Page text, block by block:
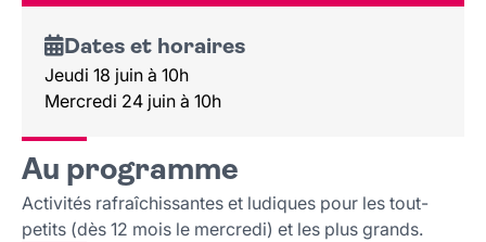
Dates et horaires
Jeudi 18 juin à 10h
Mercredi 24 juin à 10h
Au programme
Activités rafraîchissantes et ludiques pour les tout-
petits (dès 12 mois le mercredi) et les plus grands.